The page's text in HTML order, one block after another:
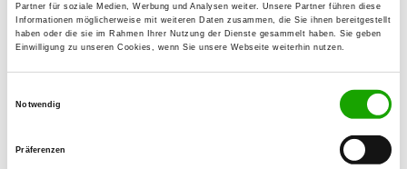
Partner für soziale Medien, Werbung und Analysen weiter. Unsere Partner führen diese
Informationen möglicherweise mit weiteren Daten zusammen, die Sie ihnen bereitgestellt
haben oder die sie im Rahmen Ihrer Nutzung der Dienste gesammelt haben. Sie geben
Einwilligung zu unseren Cookies, wenn Sie unsere Webseite weiterhin nutzen.
Notwendig
Präferenzen
Contact:
Klaus Kempin
Training ground:
17034 Neubrandenburg